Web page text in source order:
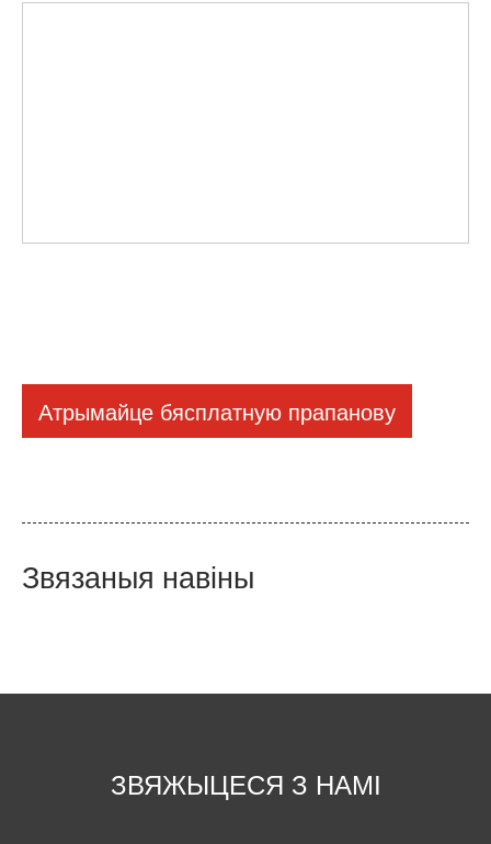
Атрымайце бясплатную прапанову
Звязаныя навіны
ЗВЯЖЫЦЕСЯ З НАМІ